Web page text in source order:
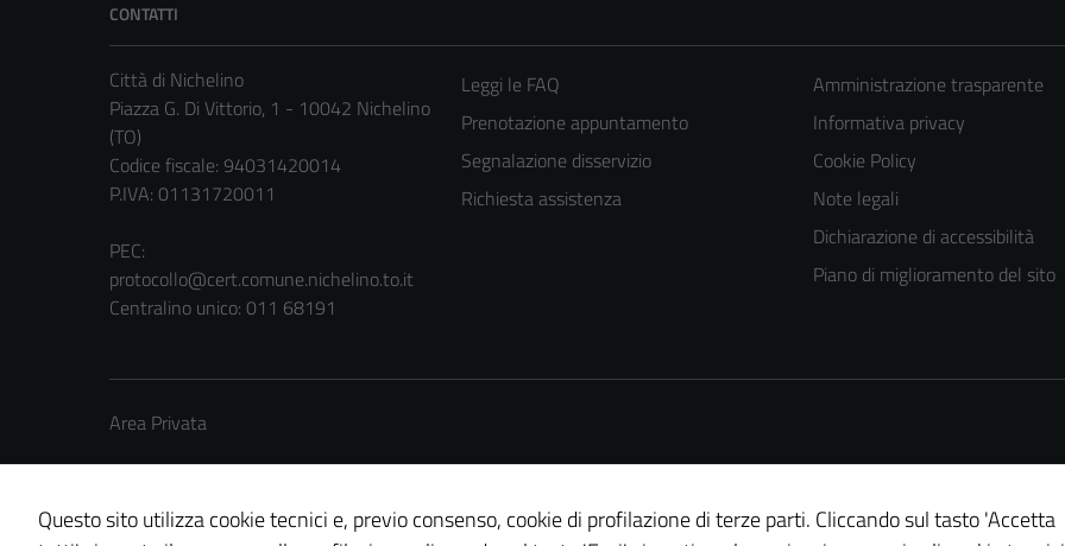
CONTATTI
Città di Nichelino
Piazza G. Di Vittorio, 1 - 10042 Nichelino
(TO)
Codice fiscale: 94031420014
P.IVA: 01131720011
PEC:
protocollo@cert.comune.nichelino.to.it
Centralino unico: 011 68191
Leggi le FAQ
Prenotazione appuntamento
Segnalazione disservizio
Richiesta assistenza
Amministrazione trasparente
Informativa privacy
Cookie Policy
Note legali
Dichiarazione di accessibilità
Piano di miglioramento del sito
Area Privata
Questo sito utilizza cookie tecnici e, previo consenso, cookie di profilazione di terze parti. Cliccando sul tasto 'Accetta
Tecnici
Questi cookie
disabilitati.